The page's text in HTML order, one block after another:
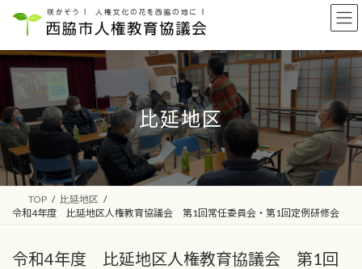
ン
ツ
ス
キ
ッ
プ
ー
シ
ン
に
移
動
比延地区
TOP
比延地区
令和4年度 比延地区人権教育協議会 第1回常任委員会・第1回定例研修会
令和4年度 比延地区人権教育協議会 第1回